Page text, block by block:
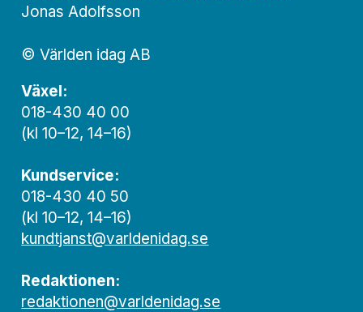
Jonas Adolfsson
© Världen idag AB
Växel:
018-430 40 00
(kl 10–12, 14–16)
Kundservice:
018-430 40 50
(kl 10–12, 14–16)
kundtjanst@varldenidag.se
Redaktionen:
redaktionen@varldenidag.se